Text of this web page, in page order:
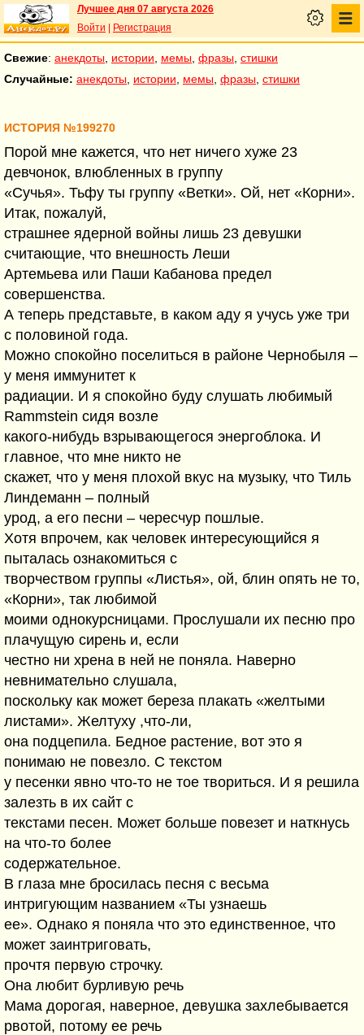
Лучшее дня 07 августа 2026
Войти
Регистрация
Свежие: анекдоты истории мемы фразы стишки
Случайные: анекдоты истории мемы фразы стишки
ИСТОРИЯ №199270
Порой мне кажется, что нет ничего хуже 23
девчонок, влюбленных в группу
«Сучья». Тьфу ты группу «Ветки». Ой, нет «Корни».
Итак, пожалуй,
страшнее ядерной войны лишь 23 девушки
считающие, что внешность Леши
Артемьева или Паши Кабанова предел
совершенства.
А теперь представьте, в каком аду я учусь уже три
с половиной года.
Можно спокойно поселиться в районе Чернобыля –
у меня иммунитет к
радиации. И я спокойно буду слушать любимый
Rammstein сидя возле
какого-нибудь взрывающегося энергоблока. И
главное, что мне никто не
скажет, что у меня плохой вкус на музыку, что Тиль
Линдеманн – полный
урод, а его песни – чересчур пошлые.
Хотя впрочем, как человек интересующийся я
пыталась ознакомиться с
творчеством группы «Листья», ой, блин опять не то,
«Корни», так любимой
моими однокурсницами. Прослушали их песню про
плачущую сирень и, если
честно ни хрена в ней не поняла. Наверно
невнимательно слушала,
поскольку как может береза плакать «желтыми
листами». Желтуху ,что-ли,
она подцепила. Бедное растение, вот это я
понимаю не повезло. С текстом
у песенки явно что-то не тое твориться. И я решила
залезть в их сайт с
текстами песен. Может больше повезет и наткнусь
на что-то более
содержательное.
В глаза мне бросилась песня с весьма
интригующим названием «Ты узнаешь
ее». Однако я поняла что это единственное, что
может заинтриговать,
прочтя первую строчку.
Она любит бурливую речь
Мама дорогая, наверное, девушка захлебывается
рвотой, потому ее речь